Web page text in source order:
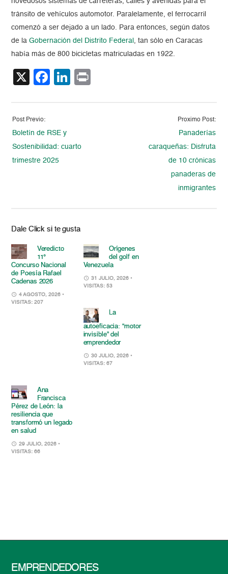
tránsito de vehículos automotor. Paralelamente, el ferrocarril
comenzó a ser dejado a un lado. Para entonces, según datos
de laGobernación del Distrito Federal , tan sólo en Caracas
había más de 800 bicicletas matriculadas en 1922.
X Facebook
LinkedIn
Post Previo:
Boletín de RSE y
Sostenibilidad: cuarto
trimestre 2025
Proximo Post:
Panaderías
caraqueñas: Disfruta
de 10 crónicas
panaderas de
inmigrantes
Dale Click si te gusta
Veredicto
11°
Concurso Nacional
de Poesía Rafael
Cadenas 2026
4 AGOSTO, 2026 •
VISITAS: 207
Orígenes
del golf en
Venezuela
31 JULIO, 2026 •
VISITAS: 53
La
autoeficacia: “motor
invisible” del
emprendedor
30 JULIO, 2026 •
VISITAS: 67
Ana
Francisca
Pérez de León: la
resiliencia que
transformó un legado
en salud
29 JULIO, 2026 •
VISITAS: 66
EMPRENDEDORES